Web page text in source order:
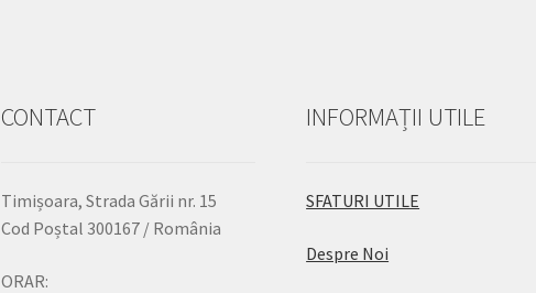
CONTACT
Timișoara, Strada Gării nr. 15
Cod Poștal 300167 / România
ORAR:
INFORMAȚII UTILE
SFATURI UTILE
Despre Noi